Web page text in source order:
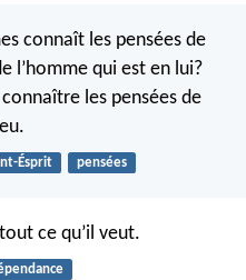
connaît les pensées de
l’homme qui est en lui?
les pensées de
Ésprit pensées
ce qu’il veut.